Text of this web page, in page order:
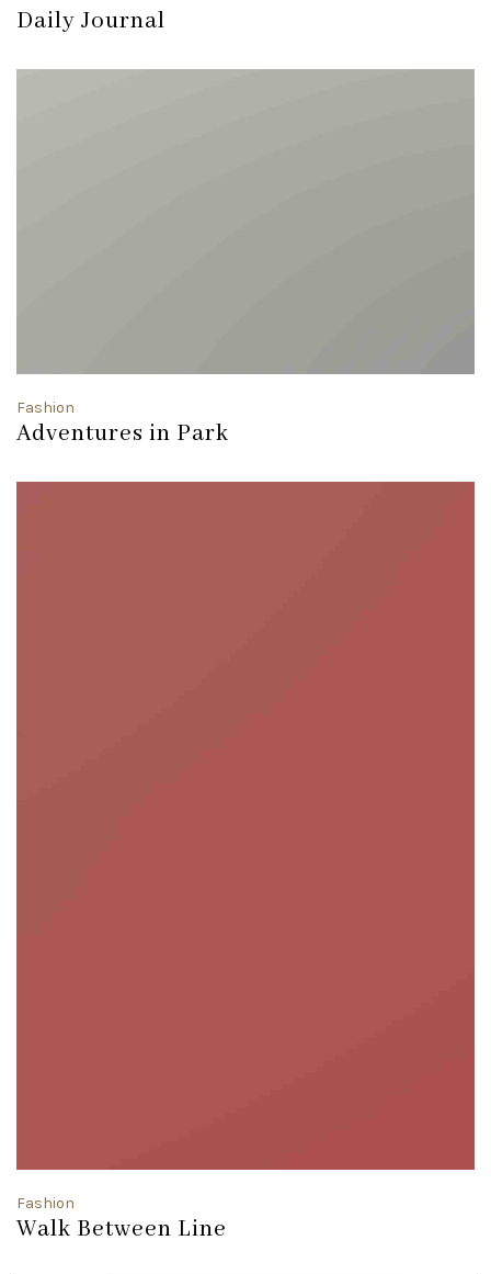
Daily Journal
Fashion
Adventures in Park
Fashion
Walk Between Line